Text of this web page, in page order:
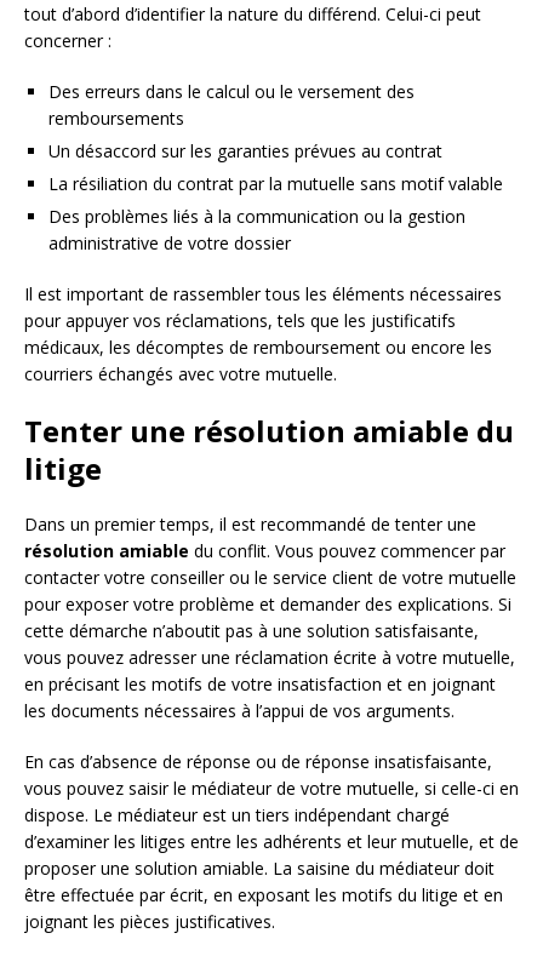
tout d’abord d’identifier la nature du différend. Celui-ci peut
concerner :
Des erreurs dans le calcul ou le versement des
remboursements
Un désaccord sur les garanties prévues au contrat
La résiliation du contrat par la mutuelle sans motif valable
Des problèmes liés à la communication ou la gestion
administrative de votre dossier
Il est important de rassembler tous les éléments nécessaires
pour appuyer vos réclamations, tels que les justificatifs
médicaux, les décomptes de remboursement ou encore les
courriers échangés avec votre mutuelle.
Tenter une résolution amiable du
litige
Dans un premier temps, il est recommandé de tenter une
résolution amiable du conflit. Vous pouvez commencer par
contacter votre conseiller ou le service client de votre mutuelle
pour exposer votre problème et demander des explications. Si
cette démarche n’aboutit pas à une solution satisfaisante,
vous pouvez adresser une réclamation écrite à votre mutuelle,
en précisant les motifs de votre insatisfaction et en joignant
les documents nécessaires à l’appui de vos arguments.
En cas d’absence de réponse ou de réponse insatisfaisante,
vous pouvez saisir le médiateur de votre mutuelle, si celle-ci en
dispose. Le médiateur est un tiers indépendant chargé
d’examiner les litiges entre les adhérents et leur mutuelle, et de
proposer une solution amiable. La saisine du médiateur doit
être effectuée par écrit, en exposant les motifs du litige et en
joignant les pièces justificatives.